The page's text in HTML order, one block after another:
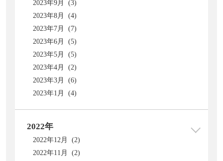
2023年9月 (3)
2023年8月 (4)
2023年7月 (7)
2023年6月 (5)
2023年5月 (5)
2023年4月 (2)
2023年3月 (6)
2023年1月 (4)
2022年
2022年12月 (2)
2022年11月 (2)